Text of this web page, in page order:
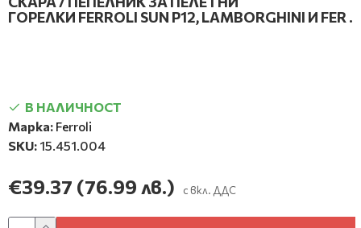
ГОРЕЛКИ FERROLI SUN P12, LAMBORGHINI И FER .
В НАЛИЧНОСТ
Марка: Ferroli
SKU: 15.451.004
€39.37 (76.99 лв.) с вкл. ДДС